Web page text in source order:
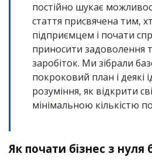
постійно шукає
стаття присвячена тим,
підприємцем і почати
приносити задоволення
заробіток. Ми зібрали
покроковий план і деякі
розуміння, як відкрити
мінімальною кількістю
Як почати бізнес з